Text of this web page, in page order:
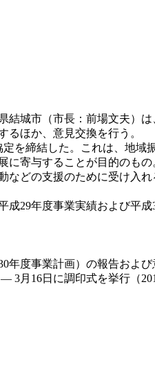
結城市（市長：前場文夫）
るほか、意見交換を行う。
を締結した。これは、地
に寄与することが目的のもの
どの支援のために受け入
29年度事業実績および平
度事業計画）の報告および
3月16日に調印式を挙行（